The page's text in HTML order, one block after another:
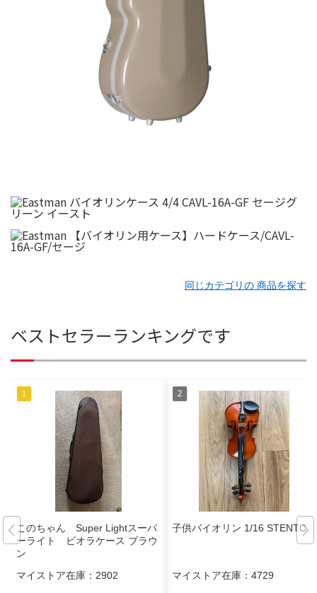
同じカテゴリの 商品を探す
ベストセラーランキングです
このちゃん Super Lightスーパ
ーライト ビオラケース ブラウ
ン
マイストア在庫： 2902
子供バイオリン 1/16 STENTOR
マイストア在庫： 4729